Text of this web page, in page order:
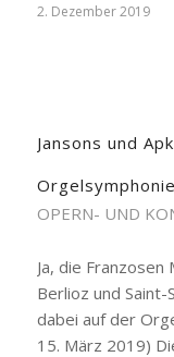
2. Dezember 2019
Jansons und
Orgelsymphonie
OPERN- UND
Ja, die Franzosen
Berlioz und
dabei auf der
15. März 2019)